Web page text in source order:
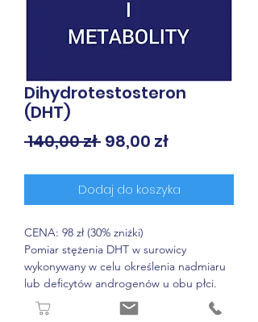
Dihydrotestosteron
(DHT)
140,00 zł Regularna
98,00 złCena
Dodaj do koszyka
CENA: 98 zł (30% zniżki)
Pomiar stężenia DHT w surowicy
wykonywany w celu określenia nadmiaru
lub deficytów androgenów u obu płci.
Dihydrotestosteron (5a-
dihydrotestosteronu), DHT, aktywna